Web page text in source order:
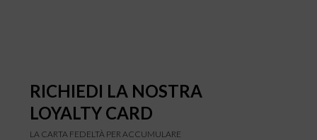
RICHIEDI LA NOSTRA
LOYALTY CARD
LA CARTA FEDELTÀ PER ACCUMULARE